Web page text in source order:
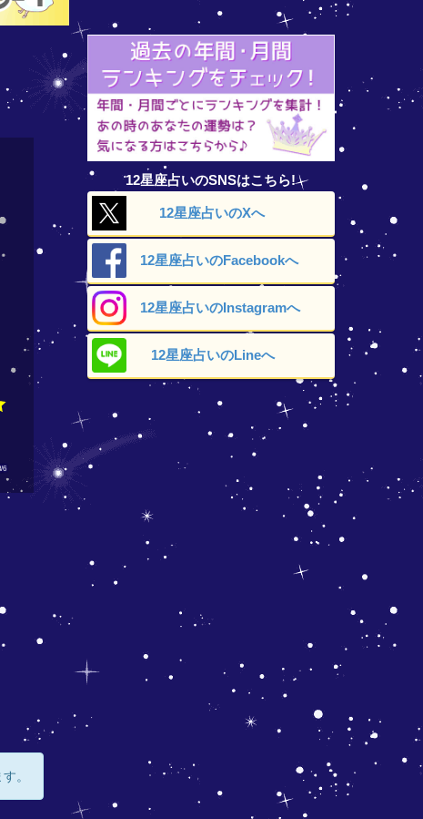
6
。
12星座占いのSNSはこちら!
12星座占いのXへ
12星座占いのFacebookへ
12星座占いのInstagramへ
12星座占いのLineへ